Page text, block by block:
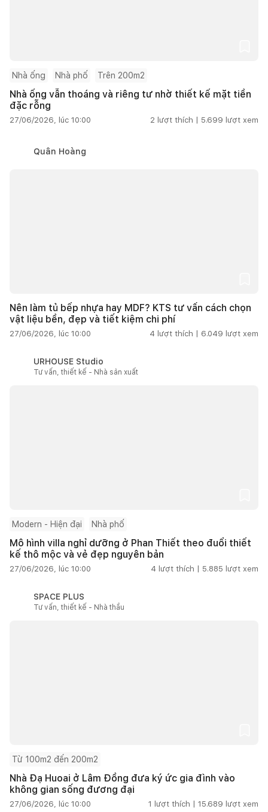
Nhà ống Nhà phố Trên 200m2
Nhà ống vẫn thoáng và riêng tư nhờ thiết kế mặt tiền
đặc rỗng
27/06/2026, lúc 10:00 2 lượt thích | 5.699 lượt xem
Quân Hoàng
Nên làm tủ bếp nhựa hay MDF? KTS tư vấn cách chọn
vật liệu bền, đẹp và tiết kiệm chi phí
27/06/2026, lúc 10:00 4 lượt thích | 6.049 lượt xem
URHOUSE Studio
Tư vấn, thiết kế - Nhà sản xuất
Modern - Hiện đại Nhà phố
Mô hình villa nghỉ dưỡng ở Phan Thiết theo đuổi thiết
kế thô mộc và vẻ đẹp nguyên bản
27/06/2026, lúc 10:00 4 lượt thích | 5.885 lượt xem
SPACE PLUS
Tư vấn, thiết kế - Nhà thầu
Từ 100m2 đến 200m2
Nhà Đạ Huoai ở Lâm Đồng đưa ký ức gia đình vào
không gian sống đương đại
27/06/2026, lúc 10:00 1 lượt thích | 15.689 lượt xem